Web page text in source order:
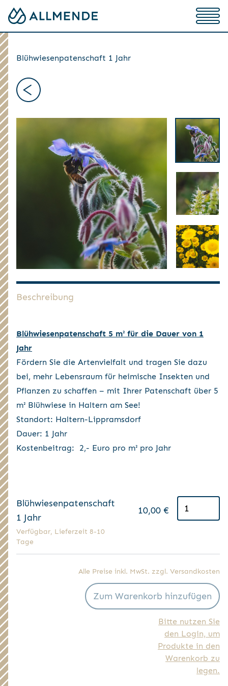
Blühwiesenpatenschaft 1 Jahr
Beschreibung
Blühwiesenpatenschaft 5 m² für die Dauer von 1
Jahr
Fördern Sie die Artenvielfalt und tragen Sie dazu
bei, mehr Lebensraum für heimische Insekten und
Pflanzen zu schaffen – mit Ihrer Patenschaft über 5
m² Blühwiese in Haltern am See!
Standort: Haltern-Lippramsdorf
Dauer: 1 Jahr
Kostenbeitrag: 2,- Euro pro m² pro Jahr
Blühwiesenpatenschaft
1 Jahr
10,00 €
Verfügbar, Lieferzeit 8-10
Tage
Alle Preise inkl. MwSt. zzgl. Versandkosten
Zum Warenkorb hinzufügen
Bitte nutzen Sie
den Login, um
Produkte in den
Warenkorb zu
legen.